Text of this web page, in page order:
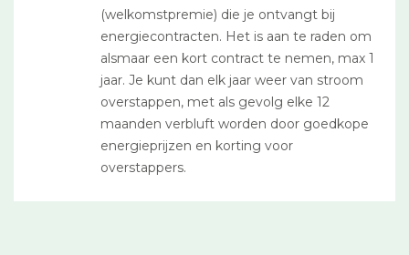
(welkomstpremie) die je ontvangt bij
energiecontracten. Het is aan te raden om
alsmaar een kort contract te nemen, max 1
jaar. Je kunt dan elk jaar weer van stroom
overstappen, met als gevolg elke 12
maanden verbluft worden door goedkope
energieprijzen en korting voor
overstappers.